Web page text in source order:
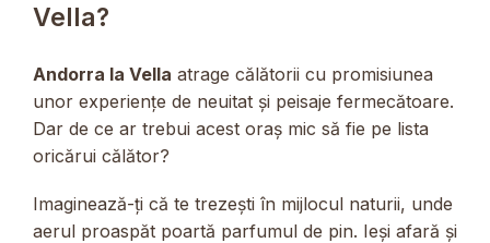
Vella?
Andorra la Vella atrage călătorii cu promisiunea
unor experiențe de neuitat și peisaje fermecătoare.
Dar de ce ar trebui acest oraș mic să fie pe lista
oricărui călător?
Imaginează-ți că te trezești în mijlocul naturii, unde
aerul proaspăt poartă parfumul de pin. Ieși afară și